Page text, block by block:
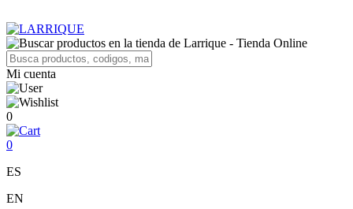
Mi cuenta
0
0
ES
EN